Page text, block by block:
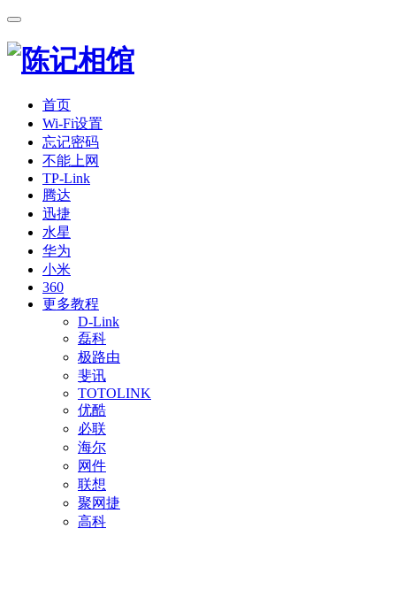
首页
Wi-Fi设置
忘记密码
不能上网
TP-Link
腾达
迅捷
水星
华为
小米
360
更多教程
D-Link
磊科
极路由
斐讯
TOTOLINK
优酷
必联
海尔
网件
联想
聚网捷
高科